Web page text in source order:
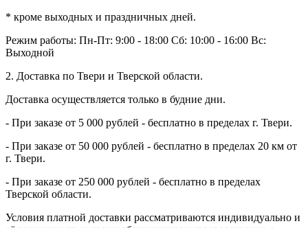
* кроме выходных и праздничных дней.
Режим работы: Пн-Пт: 9:00 - 18:00 Сб: 10:00 - 16:00 Вс:
Выходной
2. Доставка по Твери и Тверской области.
Доставка осуществляется только в будние дни.
- При заказе от 5 000 рублей - бесплатно в пределах г. Твери.
- При заказе от 50 000 рублей - бесплатно в пределах 20 км от
г. Твери.
- При заказе от 250 000 рублей - бесплатно в пределах
Тверской области.
Условия платной доставки рассматриваются индивидуально и